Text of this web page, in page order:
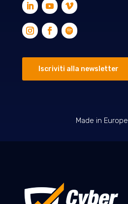
Iscriviti alla newsletter
Made in Europe